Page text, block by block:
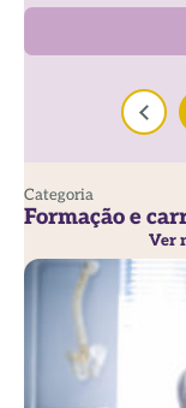
Categoria
Formação e
Ver